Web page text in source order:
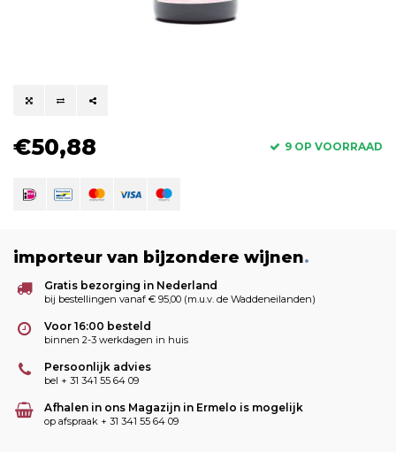
€50,88 9 OP VOORRAAD
importeur van bijzondere wijnen.
Gratis bezorging in Nederland
bij bestellingen vanaf € 95,00 (m.u.v. de Waddeneilanden)
Voor 16:00 besteld
binnen 2-3 werkdagen in huis
Persoonlijk advies
bel + 31 341 55 64 09
Afhalen in ons Magazijn in Ermelo is mogelijk
op afspraak + 31 341 55 64 09